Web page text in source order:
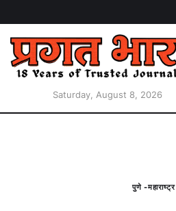
Saturday, August 8, 2026
पुणे -महाराष्ट्र